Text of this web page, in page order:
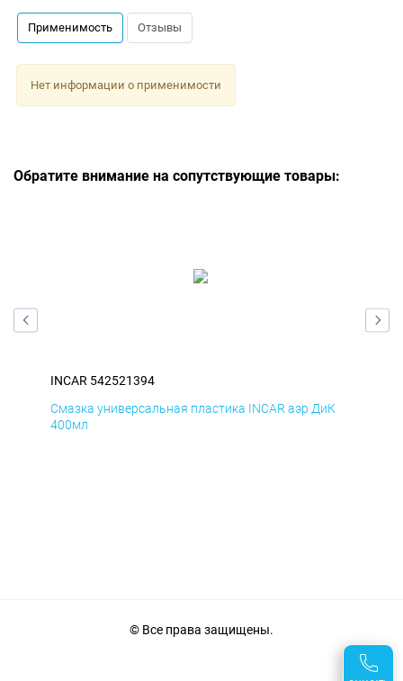
Применимость Отзывы
Нет информации о применимости
Обратите внимание на сопутствующие товары:
INCAR 542521394
Смазка универсальная пластика INCAR аэр ДиК
400мл
© Все права защищены.